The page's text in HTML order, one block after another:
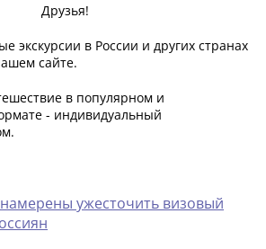
Друзья!
экскурсии в России и других странах
сайте.
в популярном и
- индивидуальный
ужесточить визовый